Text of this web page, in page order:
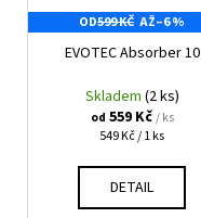
OD599 KČ AŽ–6 %
EVOTEC Absorber 10
Skladem (2 ks)
od 559 Kč/ ks
Měrná
549 Kč / 1 ks
DETAIL